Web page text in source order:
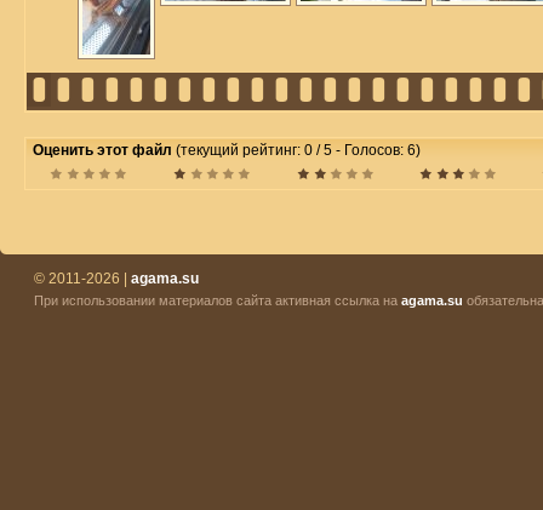
Оценить этот файл (текущий рейтинг: 0 / 5 - Голосов: 6)
© 2011-2026 | agama.su
При использовании материалов сайта активная ссылка на agama.su